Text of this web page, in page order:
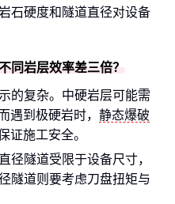
石硬度和隧道直径对设备
同岩层效率差三倍？
的复杂。中硬岩层可能需
遇到极硬岩时， 静态爆破
证施工安全。
径隧道受限于设备尺寸，
隧道则要考虑刀盘扭矩与